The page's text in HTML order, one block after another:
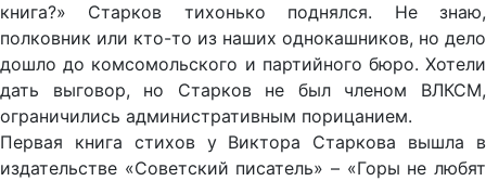
книга?» Старков тихонько поднялся. Не знаю,
полковник или кто-то из наших однокашников, но дело
дошло до комсомольского и партийного бюро. Хотели
дать выговор, но Старков не был членом ВЛКСМ,
ограничились административным порицанием.
Первая книга стихов у Виктора Старкова вышла в
издательстве «Советский писатель» – «Горы не любят